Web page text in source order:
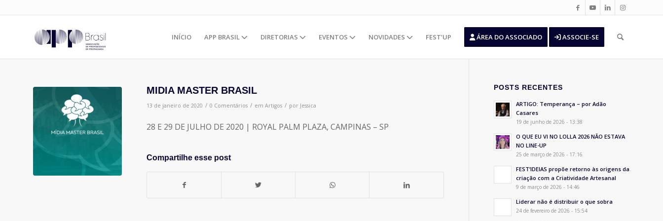
INÍCIO APP BRASIL DIRETORIAS EVENTOS NOVIDADES FEST’UP ÁREA DO ASSOCIADO ASSOCIE-SE
MIDIA MASTER BRASIL
13 de janeiro de 2020 / 0 Comentários / em Artigos / por Jessica
28 E 29 DE JULHO DE 2020 | ROYAL PALM PLAZA, CAMPINAS – SP
Compartilhe esse post
POSTS RECENTES
ARTIGO: Temperança – por Adão
Casares
19 de junho de 2026 - 13:38
O QUE EU VI NO LOLLA 2026 NÃO ESTAVA
NO LINE-UP
25 de março de 2026 - 17:16
FEST’IDEIAS propõe retorno às origens da
criação com a Criatividade Artesanal
9 de março de 2026 - 14:46
Liderar não é distribuir o que sobra
24 de fevereiro de 2026 - 15:54